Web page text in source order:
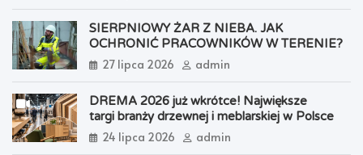
SIERPNIOWY ŻAR Z NIEBA. JAK
OCHRONIĆ PRACOWNIKÓW W TERENIE?
27 lipca 2026 admin
DREMA 2026 już wkrótce! Największe
targi branży drzewnej i meblarskiej w Polsce
24 lipca 2026 admin